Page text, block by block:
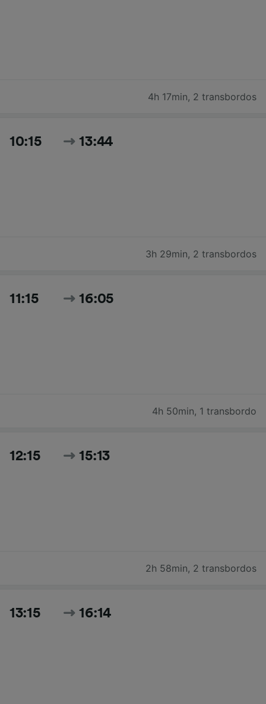
4h 17min, 2 transbordos
10:15 13:44
3h 29min, 2 transbordos
11:15 16:05
4h 50min, 1 transbordo
12:15 15:13
2h 58min, 2 transbordos
13:15 16:14